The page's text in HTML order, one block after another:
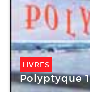
LIVRES
Polyptyque 1